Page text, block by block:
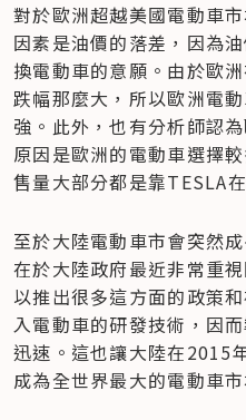
對於歐洲超越美國電動車
因素是油價的落差，因為
換電動車的意願。由於歐
跌幅那麼大，所以歐洲電
強。此外，也有分析師認
原因是歐洲的電動車選擇
售量大部分都是靠TESLA
至於大陸電動車市會突然
在於大陸政府最近非常重
以推出很多這方面的政策
入電動車的研發技術，因
迅速。這也讓大陸在2015
成為全世界最大的電動車市